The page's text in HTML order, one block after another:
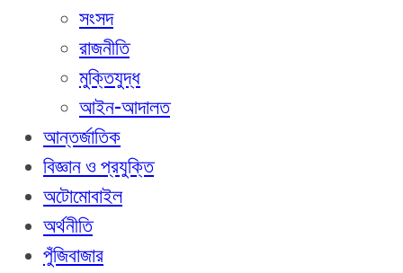
সংসদ
রাজনীতি
মুক্তিযুদ্ধ
আইন-আদালত
আন্তর্জাতিক
বিজ্ঞান ও প্রযুক্তি
অটোমোবাইল
অর্থনীতি
পুঁজিবাজার